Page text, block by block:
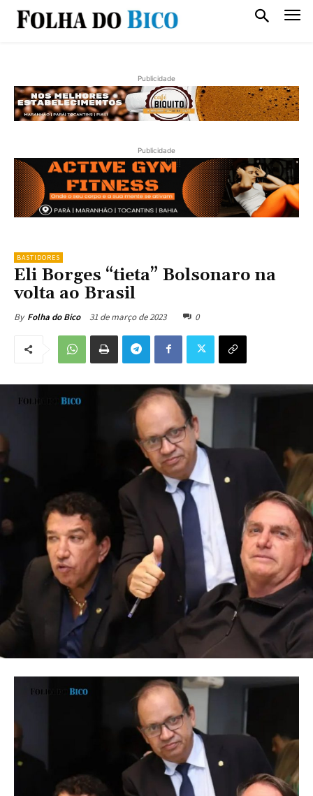
Publicidade
Publicidade
BASTIDORES
Eli Borges “tieta” Bolsonaro na
volta ao Brasil
By Folha do Bico 31 de março de 2023 0